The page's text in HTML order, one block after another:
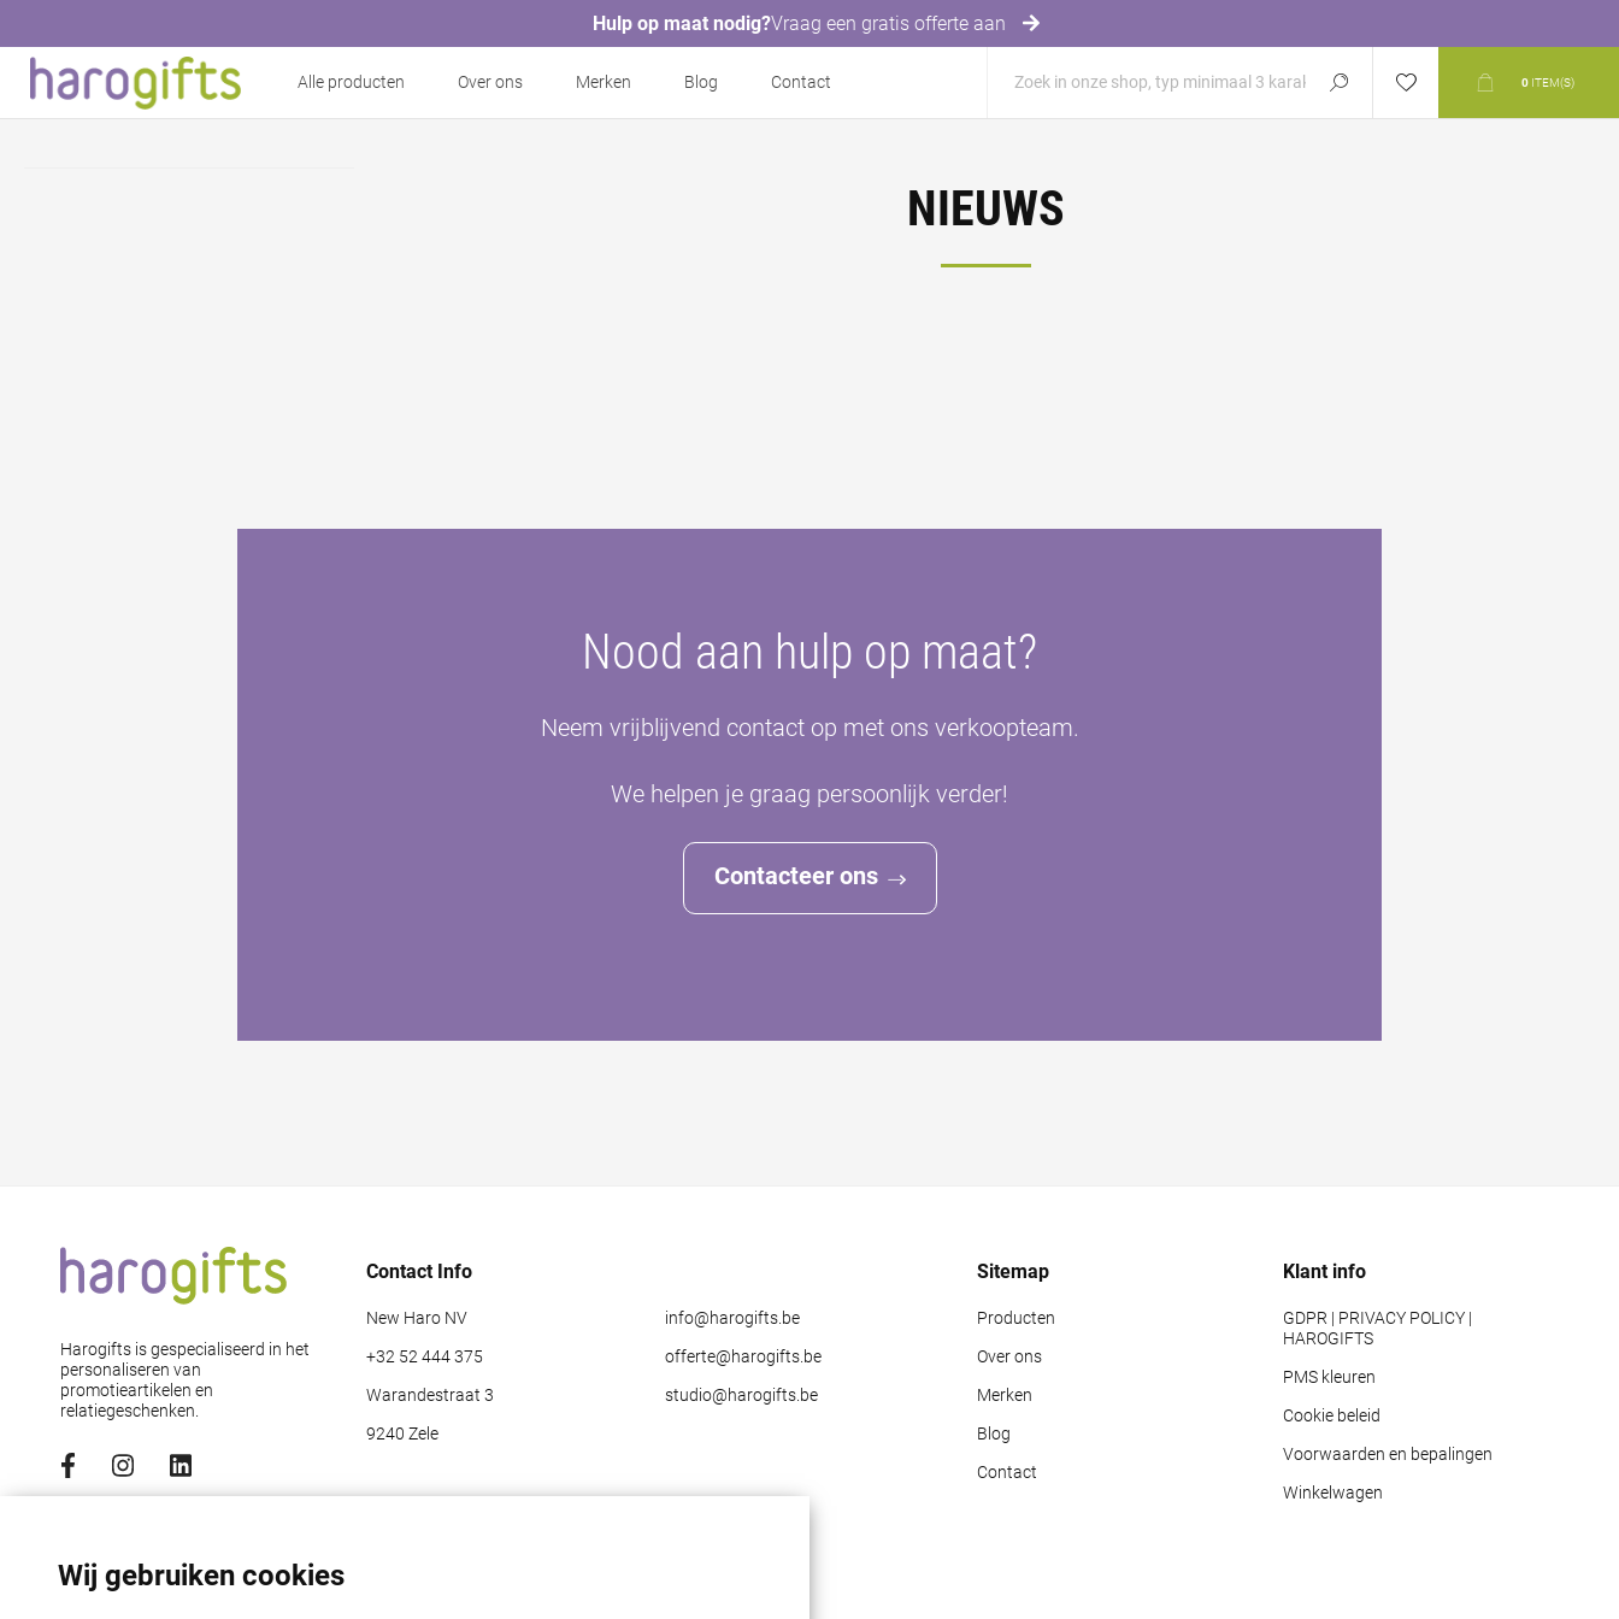
Wij gebruiken cookies
Hulp op maat nodig?Vraag een gratis offerte aan
Alle producten Over ons Merken Blog Contact 0 ITEM(S)
NIEUWS
Nood aan hulp op maat?
Neem vrijblijvend contact op met ons verkoopteam.
We helpen je graag persoonlijk verder!
Contacteer ons
Harogifts is gespecialiseerd in het
personaliseren van
promotieartikelen en
relatiegeschenken.
Contact Info
New Haro NV
+32 52 444 375
Warandestraat 3
9240 Zele
info@harogifts.be
offerte@harogifts.be
studio@harogifts.be
Sitemap
Producten
Over ons
Merken
Blog
Contact
Klant info
GDPR | PRIVACY POLICY |
HAROGIFTS
PMS kleuren
Cookie beleid
Voorwaarden en bepalingen
Winkelwagen